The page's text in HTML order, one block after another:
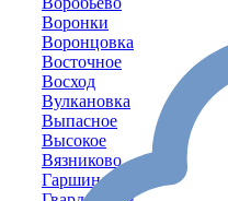
Воронки
Воронцовка
Восточное
Восход
Вулкановка
Выпасное
Высокое
Вязниково
Гаршино